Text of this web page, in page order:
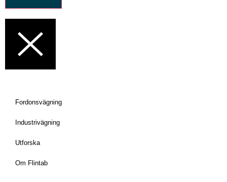
Fordonsvägning
Industrivägning
Utforska
Om Flintab